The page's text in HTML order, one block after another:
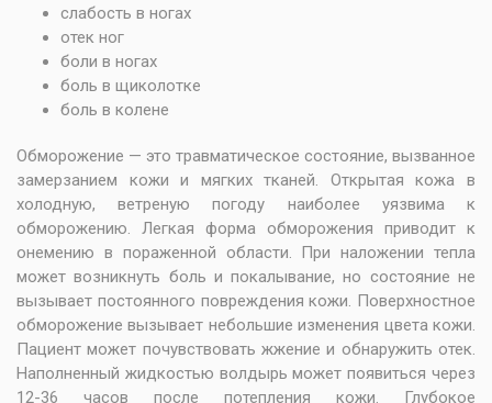
слабость в ногах
отек ног
боли в ногах
боль в щиколотке
боль в колене
Обморожение — это травматическое состояние, вызванное
замерзанием кожи и мягких тканей. Открытая кожа в
холодную, ветреную погоду наиболее уязвима к
обморожению. Легкая форма обморожения приводит к
онемению в пораженной области. При наложении тепла
может возникнуть боль и покалывание, но состояние не
вызывает постоянного повреждения кожи. Поверхностное
обморожение вызывает небольшие изменения цвета кожи.
Пациент может почувствовать жжение и обнаружить отек.
Наполненный жидкостью волдырь может появиться через
12-36 часов после потепления кожи. Глубокое